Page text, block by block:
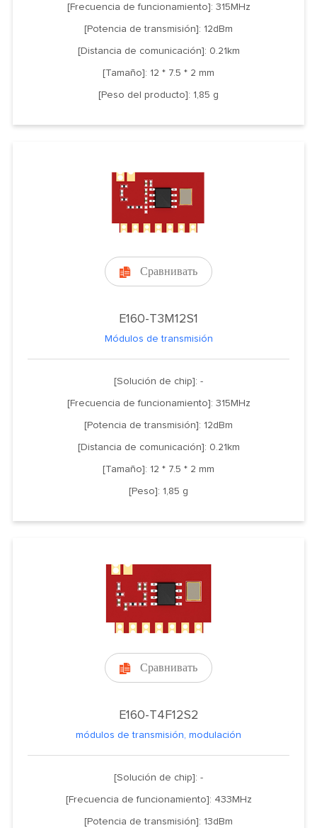
[Frecuencia de funcionamiento]: 315MHz
[Potencia de transmisión]: 12dBm
[Distancia de comunicación]: 0.21km
[Tamaño]: 12 * 7.5 * 2 mm
[Peso del producto]: 1,85 g
 Сравнивать
E160-T3M12S1
Módulos de transmisión
[Solución de chip]: -
[Frecuencia de funcionamiento]: 315MHz
[Potencia de transmisión]: 12dBm
[Distancia de comunicación]: 0.21km
[Tamaño]: 12 * 7.5 * 2 mm
[Peso]: 1,85 g
 Сравнивать
E160-T4F12S2
módulos de transmisión, modulación
[Solución de chip]: -
[Frecuencia de funcionamiento]: 433MHz
[Potencia de transmisión]: 13dBm